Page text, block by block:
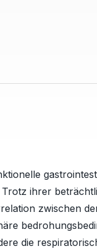
ihrer
zwischen
die